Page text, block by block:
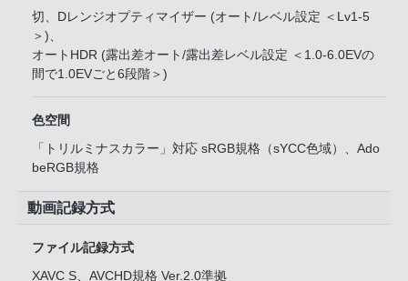
切、Dレンジオプティマイザー (オート/レベル設定 ＜Lv1-5
＞)、
オートHDR (露出差オート/露出差レベル設定 ＜1.0-6.0EVの
間で1.0EVごと6段階＞)
色空間
「トリルミナスカラー」対応 sRGB規格（sYCC色域）、Ado
beRGB規格
動画記録方式
ファイル記録方式
XAVC S、AVCHD規格 Ver.2.0準拠